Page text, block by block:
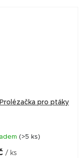
pro ptáky
(>5 ks)
/ ks